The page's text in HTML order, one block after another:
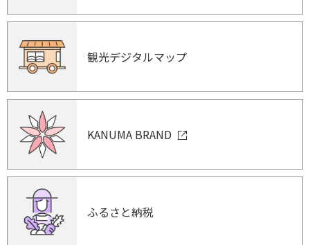
観光デジタルマップ
KANUMA BRAND
ふるさと納税